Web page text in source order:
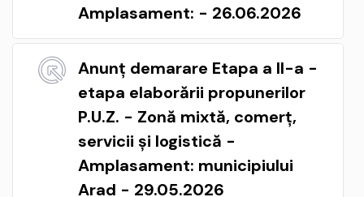
Amplasament: - 26.06.2026
Anunț demarare Etapa a II-a -
etapa elaborării propunerilor
P.U.Z. - Zonă mixtă, comerț,
servicii și logistică -
Amplasament: municipiului
Arad - 29.05.2026